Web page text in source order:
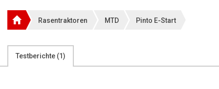
Rundballenpressen
Über 7.000 Testberichte
Rasentraktoren MTD Pinto E-Start
Testberichte (1)